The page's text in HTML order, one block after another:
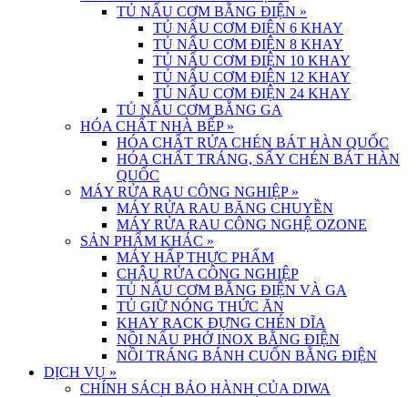
TỦ NẤU CƠM BẰNG ĐIỆN »
TỦ NẤU CƠM ĐIỆN 6 KHAY
TỦ NẤU CƠM ĐIỆN 8 KHAY
TỦ NẤU CƠM ĐIỆN 10 KHAY
TỦ NẤU CƠM ĐIỆN 12 KHAY
TỦ NẤU CƠM ĐIỆN 24 KHAY
TỦ NẤU CƠM BẰNG GA
HÓA CHẤT NHÀ BẾP »
HÓA CHẤT RỬA CHÉN BÁT HÀN QUỐC
HÓA CHẤT TRÁNG, SẤY CHÉN BÁT HÀN
QUỐC
MÁY RỬA RAU CÔNG NGHIỆP »
MÁY RỬA RAU BĂNG CHUYỀN
MÁY RỬA RAU CÔNG NGHỆ OZONE
SẢN PHẨM KHÁC »
MÁY HẤP THỰC PHẨM
CHẬU RỬA CÔNG NGHIỆP
TỦ NẤU CƠM BẰNG ĐIỆN VÀ GA
TỦ GIỮ NÓNG THỨC ĂN
KHAY RACK ĐỰNG CHÉN DĨA
NỒI NẤU PHỞ INOX BẰNG ĐIỆN
NỒI TRÁNG BÁNH CUỐN BẰNG ĐIỆN
DỊCH VỤ »
CHÍNH SÁCH BẢO HÀNH CỦA DIWA